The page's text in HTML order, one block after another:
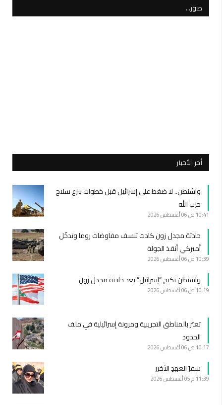
صور…
أخر الأخبار
واشنطن.. لا ضغط على إسرائيل قبل خطوات بنزع سلاح
حزب الله
10:41 ص 06 أغسطس 2026
حادثة مجدل زون كادت تنسف مفاوضات روما وتدخّل
أميركي أنقذ الجولة
10:39 ص 06 أغسطس 2026
واشنطن تكبح “إسرائيل” بعد حادثة مجدل زون
10:19 ص 06 أغسطس 2026
تعثر بالمناطق التجريبية ومرونة إسرائيلية في ملف
الحدود
10:17 ص 06 أغسطس 2026
سفرُ العهدِ الأخير
11:39 م 05 أغسطس 2026